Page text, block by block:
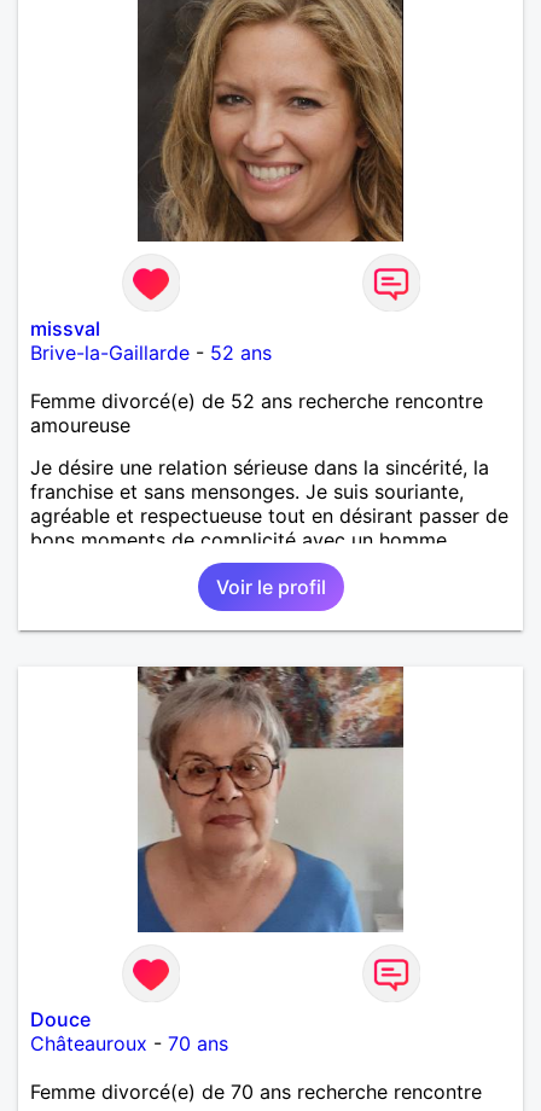
missval
Brive-la-Gaillarde - 52 ans
Femme divorcé(e) de 52 ans recherche rencontre
amoureuse
Je désire une relation sérieuse dans la sincérité, la
franchise et sans mensonges. Je suis souriante,
agréable et respectueuse tout en désirant passer de
bons moments de complicité avec un homme
voulant aller dans la même direction que moi.
Voir le profil
Douce
Châteauroux - 70 ans
Femme divorcé(e) de 70 ans recherche rencontre